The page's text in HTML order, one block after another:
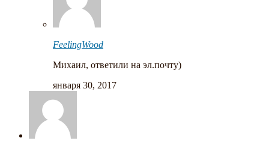
FeelingWood
Михаил, ответили на эл.почту)
января 30, 2017